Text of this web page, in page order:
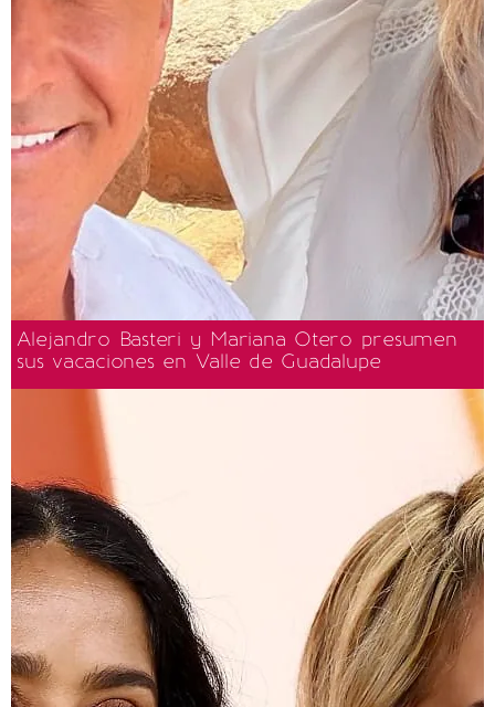
Alejandro Basteri y Mariana Otero presumen
sus vacaciones en Valle de Guadalupe